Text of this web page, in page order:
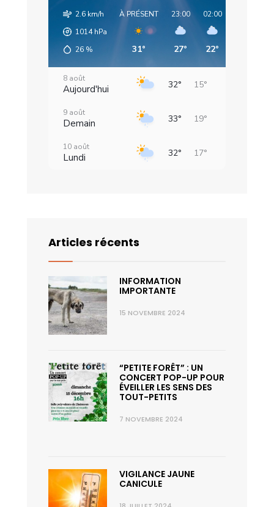
2.6 km/h
1014hPa
26 %
À PRÉSENT
31°
23:00
27°
02:00
22°
8 août
Aujourd'hui 32° 15°
9 août
Demain 33° 19°
10 août
Lundi 32° 17°
13 août
Jeudi
14 août
Vendredi 35°
Articles récents
INFORMATION
IMPORTANTE
15 NOVEMBRE 2024
“PETITE FORÊT” : UN
CONCERT POP-UP POUR
ÉVEILLER LES SENS DES
TOUT-PETITS
7 NOVEMBRE 2024
VIGILANCE JAUNE
CANICULE